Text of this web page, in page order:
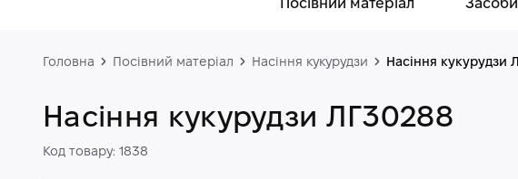
Посівний матеріал
Головна Посівний матеріал Насіння кукурудзи Насіння кукурудзи
Насіння кукурудзи ЛГ30288
Код товару: 1838